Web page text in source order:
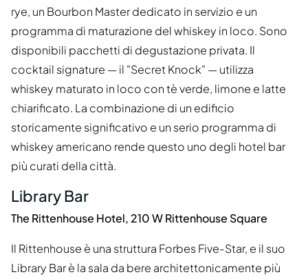
rye, un Bourbon Master dedicato in servizio e un
programma di maturazione del whiskey in loco. Sono
disponibili pacchetti di degustazione privata. Il
cocktail signature — il "Secret Knock" — utilizza
whiskey maturato in loco con tè verde, limone e latte
chiarificato. La combinazione di un edificio
storicamente significativo e un serio programma di
whiskey americano rende questo uno degli hotel bar
più curati della città.
Library Bar
The Rittenhouse Hotel, 210 W Rittenhouse Square
Il Rittenhouse è una struttura Forbes Five-Star, e il suo
Library Bar è la sala da bere architettonicamente più